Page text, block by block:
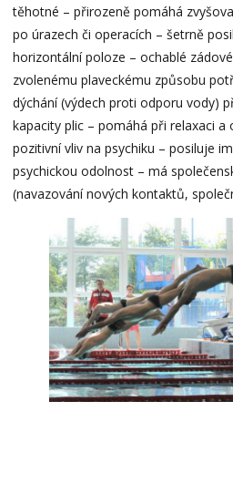
těhotné – přirozeně pomáhá
po úrazech či operacích – šetrně
horizontální poloze – ochablé
zvolenému plaveckému způsobu
dýchání (výdech proti odporu vody)
kapacity plic – pomáhá při relaxaci a
pozitivní vliv na psychiku – posiluje
psychickou odolnost – má
(navazování nových kontaktů,